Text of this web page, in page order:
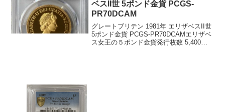
ベスII世 5ポンド金貨 PCGS-
PR70DCAM
グレートブリテン 1981年 エリザベスII世
5ポンド金貨 PCGS-PR70DCAMエリザベ
ス女王の５ポンド金貨発行枚数 5,400枚